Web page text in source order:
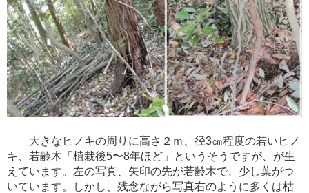
大きなヒノキの周りに高さ２ｍ、径3㎝程度の若いヒノ
キ、 若齢木 「植栽後5〜8年ほど」というそうですが、が生
えています。左の写真、矢印の先が若齢木で、少し葉がつ
いています。しかし、残念ながら写真右のように多くは枯